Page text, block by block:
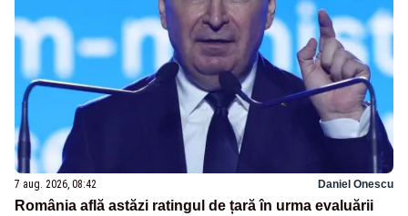
7 aug. 2026, 08:42 Daniel Onescu
România află astăzi ratingul de țară în urma evaluării